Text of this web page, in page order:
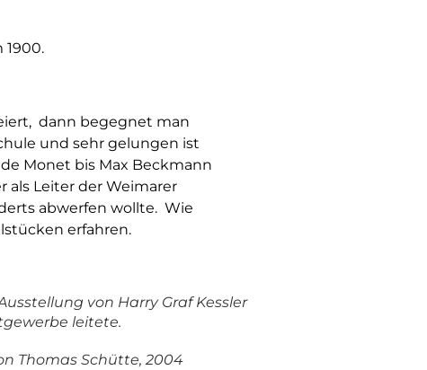
dann begegnet man
und sehr gelungen ist
Monet bis Max Beckmann
als Leiter der Weimarer
abwerfen wollte. Wie
erfahren.
von Harry Graf Kessler
leitete.
Thomas Schütte, 2004